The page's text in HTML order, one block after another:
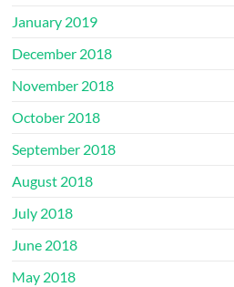
January 2019
December 2018
November 2018
October 2018
September 2018
August 2018
July 2018
June 2018
May 2018